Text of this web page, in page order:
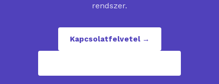
rendszer.
Kapcsolatfelvetel →